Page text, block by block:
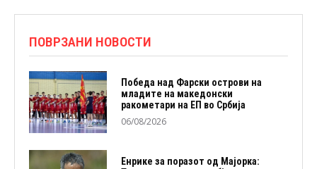
ПОВРЗАНИ НОВОСТИ
Победа над Фарски острови на
младите на македонски
ракометари на ЕП во Србија
06/08/2026
Енрике за поразот од Мајорка: